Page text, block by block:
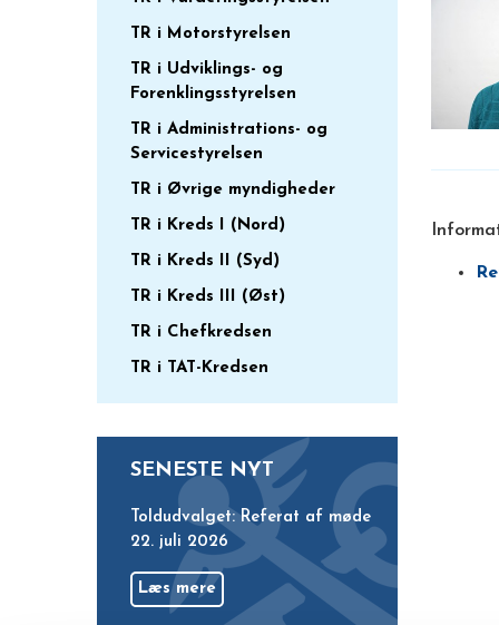
TR i Motorstyrelsen
TR i Udviklings- og
Forenklingsstyrelsen
TR i Administrations- og
Servicestyrelsen
TR i Øvrige myndigheder
TR i Kreds I (Nord)
TR i Kreds II (Syd)
TR i Kreds III (Øst)
TR i Chefkredsen
TR i TAT-Kredsen
SENESTE NYT
Toldudvalget: Referat af møde
22. juli 2026
Læs mere